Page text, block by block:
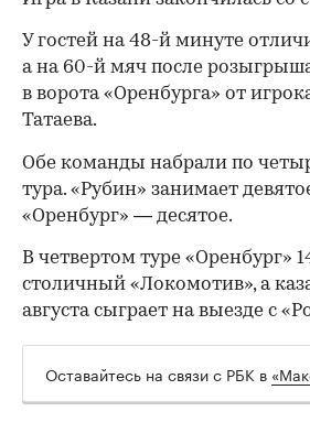
У гостей на 48-й минуте
а на 60-й мяч после
в ворота «Оренбурга» от
Татаева.
00:00 / 00:00
Обе команды набрали по
тура. «Рубин» занимает
«Оренбург» — десятое.
В четвертом туре «Оренбург»
столичный «Локомотив», а
августа сыграет на выезде с
Оставайтесь на связи с РБК в